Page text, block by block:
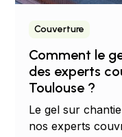
Couverture
Comment le
des experts
Toulouse ?
Le gel sur
nos experts